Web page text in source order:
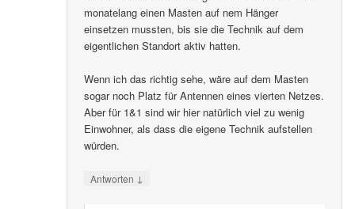
monatelang einen Masten auf nem Hänger
einsetzen mussten, bis sie die Technik auf dem
eigentlichen Standort aktiv hatten.
Wenn ich das richtig sehe, wäre auf dem Masten
sogar noch Platz für Antennen eines vierten Netzes.
Aber für 1&1 sind wir hier natürlich viel zu wenig
Einwohner, als dass die eigene Technik aufstellen
würden.
Antworten ↓